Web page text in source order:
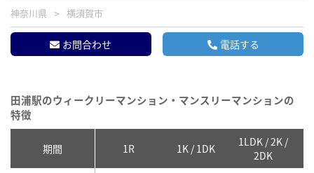
神奈川県 横須賀市
お問合わせ 電話する
田浦駅のウィークリーマンション・マンスリーマンションの
特徴
期間 1R 1K / 1DK
1LDK / 2K /
2DK